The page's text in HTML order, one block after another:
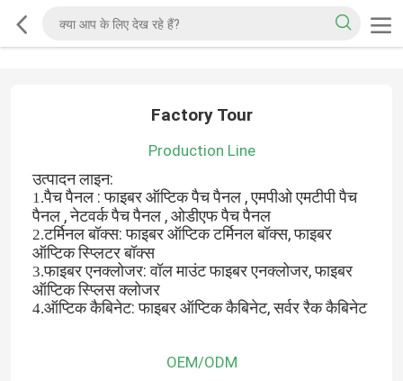
Factory Tour
Production Line
उत्पादन लाइन:
1.पैच पैनल : फाइबर ऑप्टिक पैच पैनल , एमपीओ एमटीपी पैच
पैनल , नेटवर्क पैच पैनल , ओडीएफ पैच पैनल
2.टर्मिनल बॉक्स: फाइबर ऑप्टिक टर्मिनल बॉक्स, फाइबर
ऑप्टिक स्प्लिटर बॉक्स
3.फाइबर एनक्लोजर: वॉल माउंट फाइबर एनक्लोजर, फाइबर
ऑप्टिक स्प्लिस क्लोजर
4.ऑप्टिक कैबिनेट: फाइबर ऑप्टिक कैबिनेट, सर्वर रैक कैबिनेट
OEM/ODM